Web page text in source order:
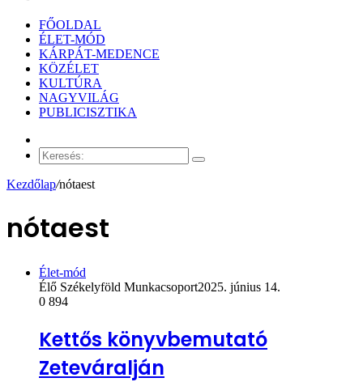
FŐOLDAL
ÉLET-MÓD
KÁRPÁT-MEDENCE
KÖZÉLET
KULTÚRA
NAGYVILÁG
PUBLICISZTIKA
cikk
Keresés:
Kezdőlap/nótaest
nótaest
Élet-mód
Élő Székelyföld Munkacsoport2025. június 14.
0 894
Kettős könyvbemutató
Zeteváralján